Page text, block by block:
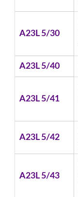
A23L 5/30
A23L 5/40
A23L 5/41
A23L 5/42
A23L 5/43